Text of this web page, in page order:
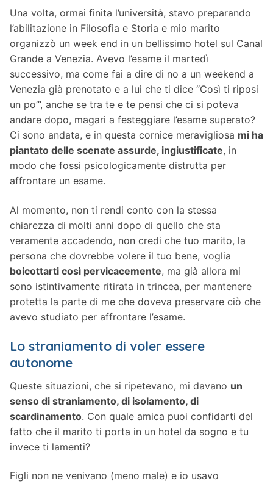
Una volta, ormai finita l’università, stavo preparando
l’abilitazione in Filosofia e Storia e mio marito
organizzò un week end in un bellissimo hotel sul Canal
Grande a Venezia. Avevo l’esame il martedì
successivo, ma come fai a dire di no a un weekend a
Venezia già prenotato e a lui che ti dice “Così ti riposi
un po’”, anche se tra te e te pensi che ci si poteva
andare dopo, magari a festeggiare l’esame superato?
Ci sono andata, e in questa cornice meravigliosa mi ha
piantato delle scenate assurde, ingiustificate, in
modo che fossi psicologicamente distrutta per
affrontare un esame.
Al momento, non ti rendi conto con la stessa
chiarezza di molti anni dopo di quello che sta
veramente accadendo, non credi che tuo marito, la
persona che dovrebbe volere il tuo bene, voglia
boicottarti così pervicacemente, ma già allora mi
sono istintivamente ritirata in trincea, per mantenere
protetta la parte di me che doveva preservare ciò che
avevo studiato per affrontare l’esame.
Lo straniamento di voler essere
autonome
Queste situazioni, che si ripetevano, mi davano un
senso di straniamento, di isolamento, di
scardinamento. Con quale amica puoi confidarti del
fatto che il marito ti porta in un hotel da sogno e tu
invece ti lamenti?
Figli non ne venivano (meno male) e io usavo